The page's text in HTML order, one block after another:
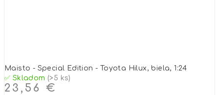
Maisto - Special Edition - Toyota Hilux, biela, 1:24
✅ Skladom (>5 ks)
23,56 €